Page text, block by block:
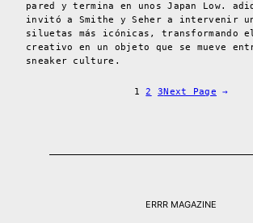
pared y termina en unos Japan Low.
invitó a Smithe y Seher a intervenir
siluetas más icónicas, transformando
creativo en un objeto que se mueve
sneaker culture.
1 2 3Next Page →
ERRR MAGAZINE